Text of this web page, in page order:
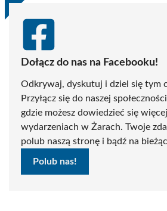
Dołącz do nas na Facebooku!
Odkrywaj, dyskutuj i dziel się tym
Przyłącz się do naszej
gdzie możesz dowiedzieć się
wydarzeniach w Żarach. Twoje
polub naszą stronę i bądź na
Polub nas!